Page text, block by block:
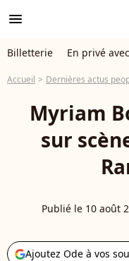
menu
Billetterie En privé avec
Accueil Dernières actus
Myriam
sur
Publié le 10 août
Ajoutez Ode à vos